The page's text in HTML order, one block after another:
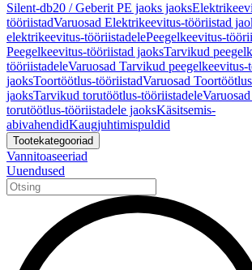
Silent-db20 / Geberit PE jaoks jaoks
tööriistadVaruosad Elektrikeevitus-tööriistad
elektrikeevitus-tööriistadelePeegelkeevitus-
Peegelkeevitus-tööriistad jaoksTarvikud
tööriistadeleVaruosad Tarvikud peegelkeevitus-
jaoksToortöötlus-tööriistadVaruosad
jaoksTarvikud torutöötlus-tööriistadele
torutöötlus-tööriistadele jaoksKäsitsemis-
abivahendidKaugjuhtimispuldid
Tootekategooriad
Vannitoaseeriad
Uuendused